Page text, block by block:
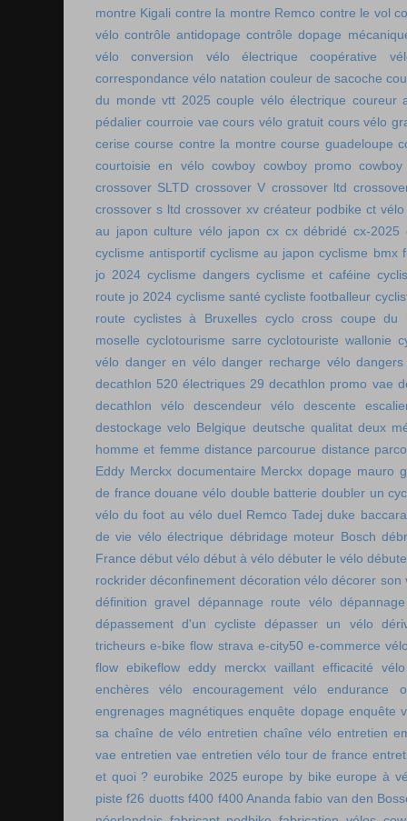
montre Kigali contre la montre Remco contre le vol
vélo contrôle antidopage contrôle dopage
vélo
conversion vélo électrique
coopérative
correspondance vélo natation couleur de sacoche
du monde vtt 2025 couple vélo électrique coureur
pédalier courroie vae cours vélo gratuit cours vélo
cerise course contre la montre course guadeloupe
courtoisie en vélo cowboy cowboy promo
crossover SLTD crossover V crossover ltd
crossover s ltd crossover xv créateur podbike ct vélo
au japon culture vélo japon cx cx débridé cx-2025
cyclisme antisportif cyclisme au japon cyclisme bmx
jo 2024 cyclisme dangers cyclisme et caféine
route jo 2024 cyclisme santé cycliste footballeur
route
cyclistes à Bruxelles cyclo cross coupe du
moselle cyclotourisme sarre cyclotouriste wallonie
vélo danger en vélo danger recharge vélo
decathlon 520 électriques 29 decathlon promo vae
decathlon vélo
descendeur vélo
descente
destockage velo Belgique deutsche qualitat deux
homme et femme distance parcourue distance
Eddy Merckx documentaire Merckx dopage mauro
de france douane vélo double batterie doubler un
vélo du foot au vélo duel Remco Tadej duke baccara
de vie vélo électrique débridage moteur Bosch
France début vélo début à vélo débuter le vélo
rockrider déconfinement décoration vélo décorer son
définition gravel
dépannage route vélo
dépassement d'un cycliste
dépasser un vélo
tricheurs e-bike flow strava e-city50 e-commerce
flow ebikeflow eddy merckx vaillant efficacité vélo
enchères vélo
encouragement vélo
endurance
engrenages magnétiques enquête dopage enquête
sa chaîne de vélo entretien chaîne vélo entretien
vae entretien vae entretien vélo tour de france
et quoi ? eurobike 2025 europe by bike europe à
piste f26 duotts f400 f400 Ananda fabio van den